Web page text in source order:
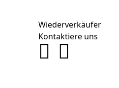
Wiederverkäufer
Kontaktiere uns